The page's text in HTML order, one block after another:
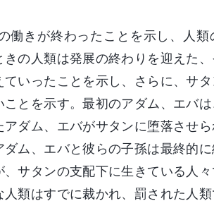
きが終わったことを示し、人類
の人類は発展の終わりを迎えた
いったことを示し、さらに、サ
とを示す。最初のアダム、エバ
ダム、エバがサタンに堕落させ
ム、エバと彼らの子孫は最終的
サタンの支配下に生きている人
類はすでに裁かれ、罰された人